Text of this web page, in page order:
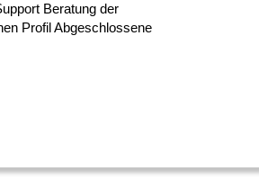
Beratung der
Profil Abgeschlossene